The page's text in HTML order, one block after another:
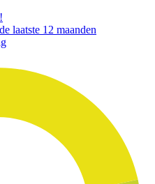
laatste 12 maanden